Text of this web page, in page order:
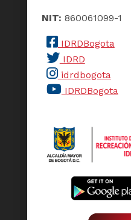
NIT: 860061099-1
IDRDBogota
IDRD
idrdbogota
IDRDBogota